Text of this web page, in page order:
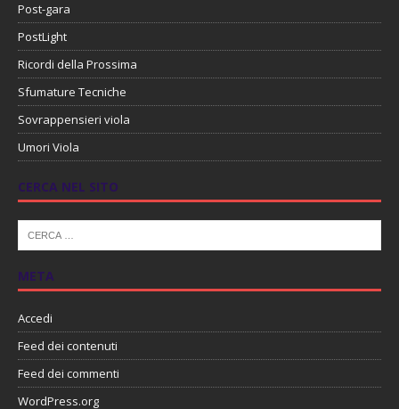
Post-gara
PostLight
Ricordi della Prossima
Sfumature Tecniche
Sovrappensieri viola
Umori Viola
CERCA NEL SITO
META
Accedi
Feed dei contenuti
Feed dei commenti
WordPress.org